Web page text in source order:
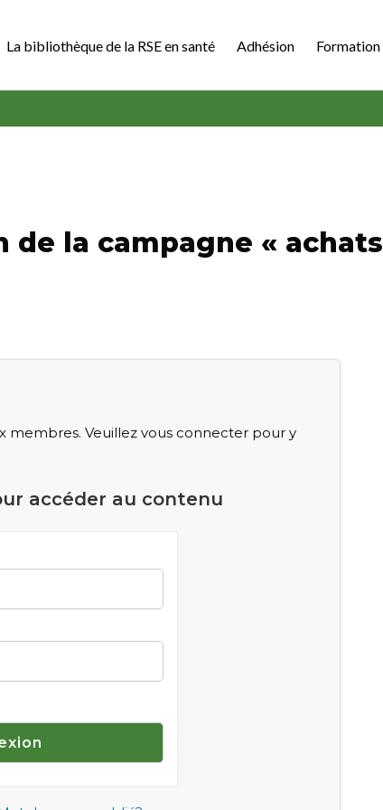
La bibliothèque de la RSE en santé Adhésion Formation
de la campagne « achats
membres. Veuillez vous connecter pour y
accéder au contenu